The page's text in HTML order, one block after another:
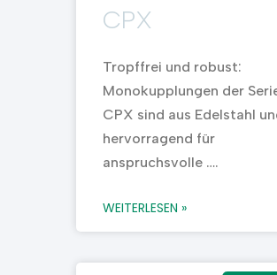
CPX
Tropffrei und robust:
Monokupplungen der
CPX sind aus Edelstahl
hervorragend für
anspruchsvolle ….
WEITERLESEN »